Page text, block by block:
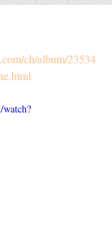
ch/album/23534